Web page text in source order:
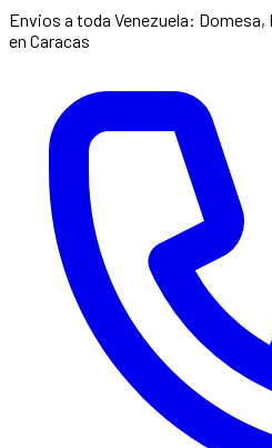
Envios a toda Venezuela: Domesa,
en Caracas